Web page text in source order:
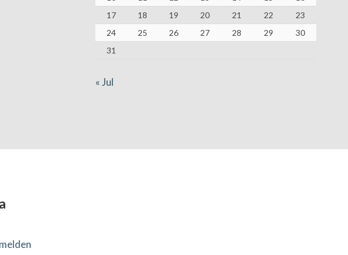
17
18 19 20 21 22
23
24
25 26 27 28 29
30
31
« Jul